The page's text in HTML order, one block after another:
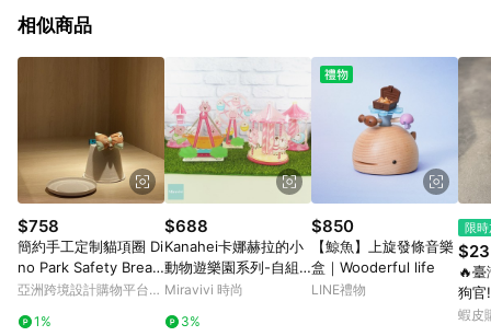
行為，不具贈點資格，部分退款不在此限。 6. APP 請更新至
貨後 45 天後發送。 8. 群眾募資商品，禮物卡，開館保證金，補
運費，攤位費等不具贈點資格。 9. LINE 購物站上之商品規格、
顏色、價位、贈品如與 Pinkoi 商品資訊頁及購物車不符，以
Pinkoi 購物商品資訊頁及購物車標示為準。 10. 點數紅包使用規
則請以點數紅包活動說明為準。 11. 若於 LINE 購物前往 Pinkoi
頁面後才首次下載 Pinkoi APP 並完成訂單，不符合導購資格；承
上，首次下載 Pinkoi APP 後，需透過 LINE 購物前往 Pinkoi 頁
面，方享導購資格。
相似商品
$758
簡約手工定制貓項圈 Di
no Park Safety Break
away Cat Collar
亞洲跨境設計購物平台
1%
$688
Kanahei卡娜赫拉的小
動物遊樂園系列-自組
旋轉壓克力立牌
Miravivi 時尚
3%
$850
【鯨魚】上旋發條音樂
盒｜Wooderful life
LINE禮物
限
$23
🔥
狗官
車載
蝦皮